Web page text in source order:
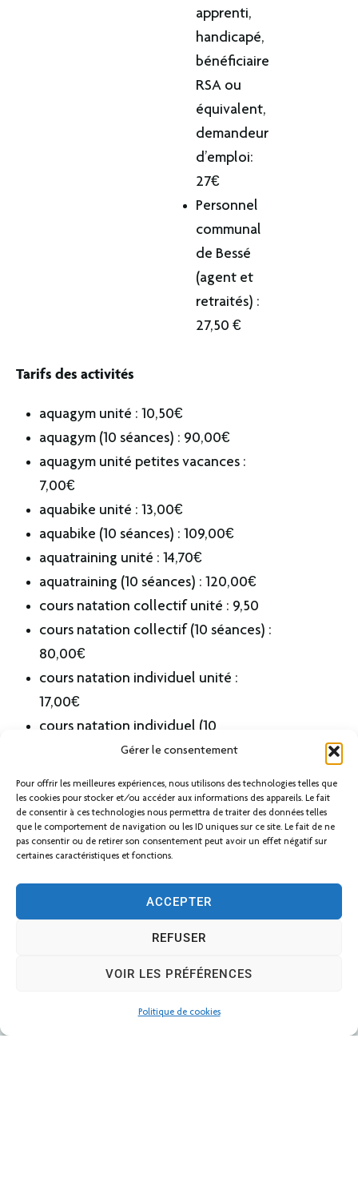
Gérer le consentement
Pour offrir les meilleures expériences, nous utilisons des technologies telles que
les cookies pour stocker et/ou accéder aux informations des appareils. Le fait
de consentir à ces technologies nous permettra de traiter des données telles
que le comportement de navigation ou les ID uniques sur ce site. Le fait de ne
pas consentir ou de retirer son consentement peut avoir un effet négatif sur
certaines caractéristiques et fonctions.
ACCEPTER
REFUSER
VOIR LES PRÉFÉRENCES
Politique de cookies
apprenti,
handicapé,
bénéficiaire
RSA ou
équivalent,
demandeur
d’emploi:
27€
Personnel
communal
de Bessé
(agent et
retraités) :
27,50 €
Tarifs des activités
aquagym unité : 10,50€
aquagym (10 séances) : 90,00€
aquagym unité petites vacances :
7,00€
aquabike unité : 13,00€
aquabike (10 séances) : 109,00€
aquatraining unité : 14,70€
aquatraining (10 séances) : 120,00€
cours natation collectif unité : 9,50
cours natation collectif (10 séances) :
80,00€
cours natation individuel unité :
17,00€
cours natation individuel (10
séances) : 154,00€
Tout voir